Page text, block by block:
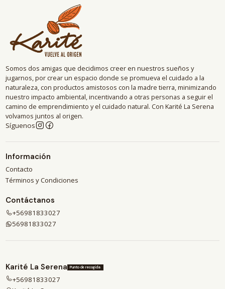
Somos dos amigas que decidimos creer en nuestros sueños y
jugarnos, por crear un espacio donde se promueva el cuidado a la
naturaleza, con productos amistosos con la madre tierra, minimizando
nuestro impacto ambiental, incentivando a otras personas a seguir el
camino de emprendimiento y el cuidado natural. Con Karité La Serena
volvamos juntos al origen.
Síguenos
Información
Contacto
Términos y Condiciones
Contáctanos
+56981833027
56981833027
Karité La Serena Punto de recogida
+56981833027